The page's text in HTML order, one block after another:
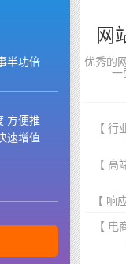
半功倍
方便推
速增值
网
优秀的
一
【 行
【 高
【 响
【 电